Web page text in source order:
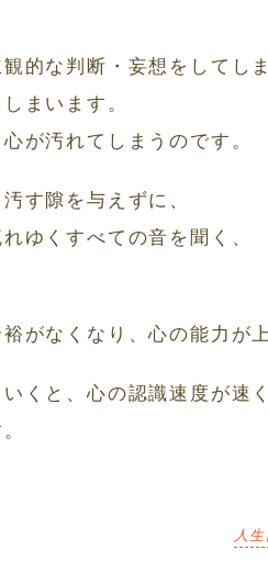
的な判断・妄想をしてしま
まいます。
が汚れてしまうのです。
す隙を与えずに、
ゆくすべての音を聞く、
がなくなり、心の能力が
くと、心の認識速度が速く
人